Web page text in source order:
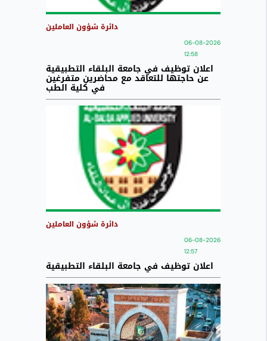
دائرة شؤون العاملين
06-08-2026
12:58
اعلان توظيف في جامعة البلقاء التطبيقية
عن حاجتها للتعاقد مع محاضرين متفرغين
في كلية الطب
دائرة شؤون العاملين
06-08-2026
12:57
اعلان توظيف في جامعة البلقاء التطبيقية